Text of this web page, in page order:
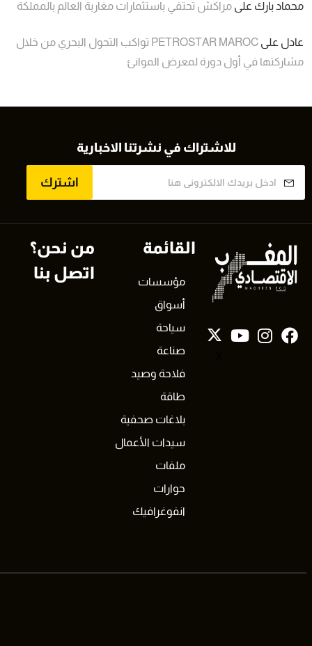
محماد بارك على مراكش تحتفي باستثمارات مغاربة العالم بالمملكة
عادل على
PETROSTAR MAROC تواكب التحول البحري من خلال
مشاركتها في أول دورة لمعرض الموانئ
للاشتراك في نشرتنا الاخبارية
اشترك
القائمة
مؤسسات
أسواق
سياحة
صناعة
فلاحة وصيد
طاقة
بلاغات صحفية
سيدات الأعمال
ملفات
حوارات
انفوغرافيك
من نحن؟
اتصل بنا